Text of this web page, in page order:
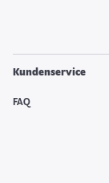
Kundenservice
FAQ